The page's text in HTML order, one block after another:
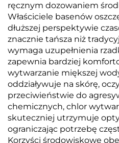
ręcznym dozowaniem
Właściciele basenów
dłuższej perspektywie
znacznie tańsza niż
wymaga uzupełnienia
zapewnia bardziej
wytwarzanie miększej
oddziaływuje na skórę,
przeciwieństwie do
chemicznych, chlor
skuteczniej utrzymuje
ograniczając potrzebę
Korzyści środowiskowe